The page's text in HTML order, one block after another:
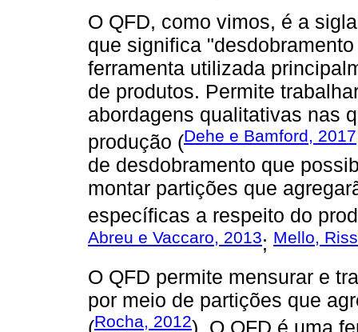
O QFD, como vimos, é a
que significa
ferramenta utilizada
de produtos. Permite
abordagens qualitativas nas
produção (Dehe e Bamford, 2017
de desdobramento que
montar partições que
específicas a respeito do
Abreu e Vaccaro, 2013; Mello,
O QFD permite mensurar e
por meio de partições que
Rocha, 2012